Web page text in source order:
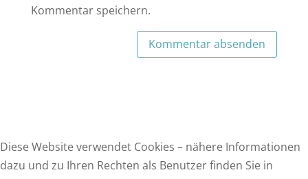
Kommentar speichern.
Diese Website verwendet Cookies – nähere Informationen
dazu und zu Ihren Rechten als Benutzer finden Sie in